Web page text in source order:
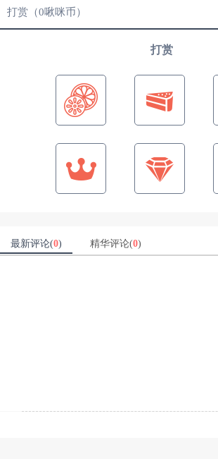
打赏（0啾咪币）
打赏
最新评论(0) 精华评论(0)